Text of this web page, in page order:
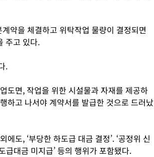
약을 체결하고 위탁작업 물량이 결정되면
주고 있다.
.
도면, 작업을 위한 시설물과 자재를 제공하
하고 나서야 계약서를 발급한 것으로 드러났
도, ‘부당한 하도급 대금 결정’. ‘공정위 신
급대금 미지급’ 등의 행위가 포함됐다.